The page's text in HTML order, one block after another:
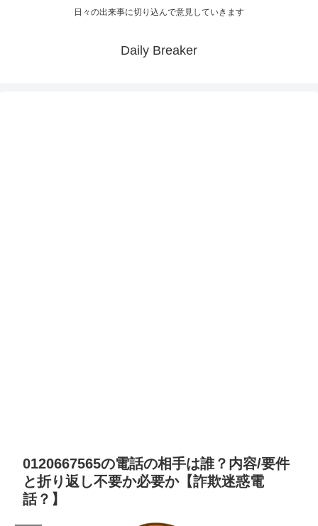
日々の出来事に切り込んで意見していきます
Daily Breaker
0120667565の電話の相手は誰？内容/要件
と折り返し不要か必要か【詐欺迷惑電
話？】